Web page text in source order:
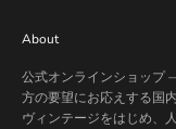
About
公式オンラインショップ
方の要望にお応えする国
ヴィンテージをはじめ、